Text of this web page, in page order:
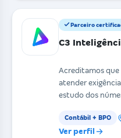
Parceiro
C3
Acreditamos
atender
estudo dos
Contábil + BPO
Ver perfil